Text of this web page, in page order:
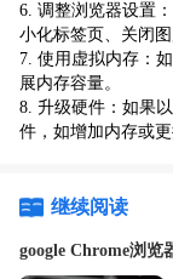
6. 调整浏览器设置
小化标签页、关闭
7. 使用虚拟内存：
展内存容量。
8. 升级硬件：如果
件，如增加内存或
继续阅读
google Chrome浏览